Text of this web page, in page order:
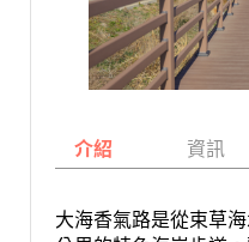
介紹 資訊
大海香氣路是從束草